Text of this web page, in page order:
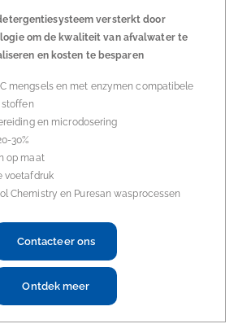
versterkt door
om de kwaliteit van afvalwater te
en kosten te besparen
mengsels en met enzymen compatibele
en microdosering
30%
op maat
voetafdruk
Chemistry en Puresan wasprocessen
Contacteer ons
Ontdek meer